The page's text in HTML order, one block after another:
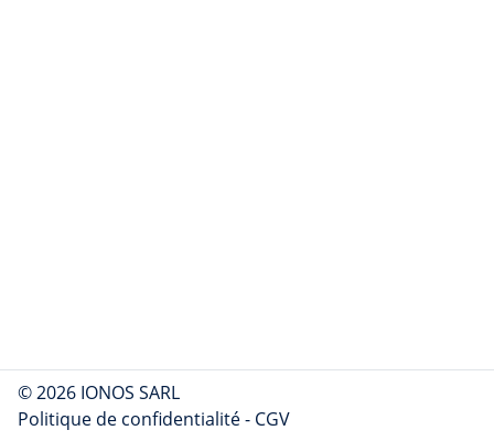
© 2026 IONOS SARL
Politique de confidentialité- CGV